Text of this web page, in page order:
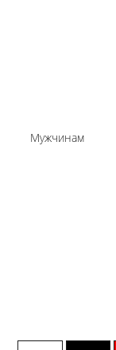
Мужчинам